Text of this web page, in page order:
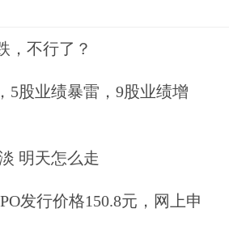
，海上封锁构成战争行
停火协议依然有效
。在接受采访时，特朗
，不行了？
5股业绩暴雷，9股业绩增
明天怎么走
发行价格150.8元，网上申